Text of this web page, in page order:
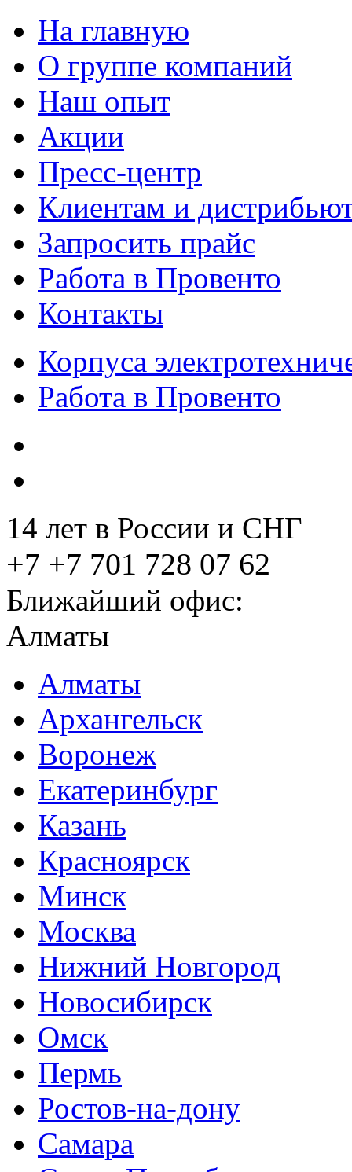
На главную
О группе компаний
Наш опыт
Акции
Пресс-центр
Клиентам и
Запросить прайс
Работа в Провенто
Контакты
Корпуса
Работа в Провенто
14 лет в России и СНГ
+7 +7 701 728 07 62
Ближайший офис:
Алматы
Алматы
Архангельск
Воронеж
Екатеринбург
Казань
Красноярск
Минск
Москва
Нижний Новгород
Новосибирск
Омск
Пермь
Ростов-на-дону
Самара